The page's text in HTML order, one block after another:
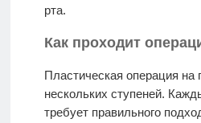
рта.
Как проходит
Пластическая операция на
нескольких ступеней.
требует правильного